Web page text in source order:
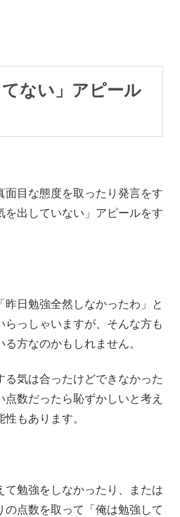
てない」アピール
面目な態度を取ったり発言をす
を出していない」アピールをす
日勉強全然しなかったわ」と
らっしゃいますが、そんな方も
方なのかもしれません。
る気は合ったけどできなかった
点数だったら恥ずかしいと考え
もあります。
て勉強をしなかったり、または
の点数を取って「俺は勉強して